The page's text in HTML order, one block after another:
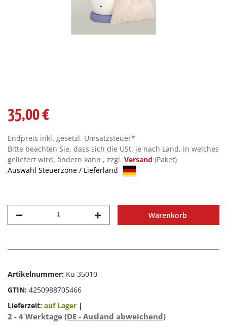
35,00 €
Endpreis inkl. gesetzl. Umsatzsteuer*
Bitte beachten Sie, dass sich die USt. je nach Land, in welches
geliefert wird, ändern kann , zzgl. Versand (Paket)
Auswahl Steuerzone / Lieferland
Warenkorb
Artikelnummer: Ku 35010
GTIN: 4250988705466
Lieferzeit: auf Lager |
2 - 4 Werktage (DE - Ausland abweichend)